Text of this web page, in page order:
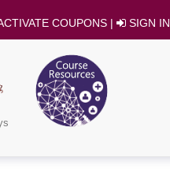
COUPONS | SIGN IN